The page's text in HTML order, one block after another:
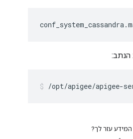
/opt/apigee/apigee-
המידע עזר לך?